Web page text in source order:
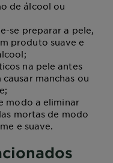
de álcool ou
se preparar a pele,
produto suave e
na pele antes
manchas ou
modo a eliminar
mortas de modo
e suave.